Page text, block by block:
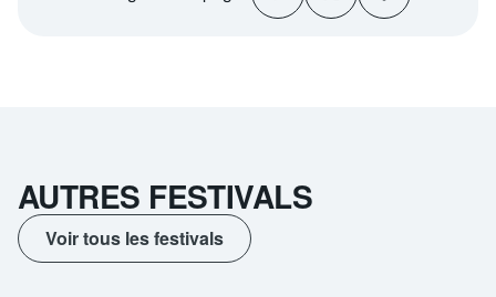
AUTRES FESTIVALS
Voir tous les festivals